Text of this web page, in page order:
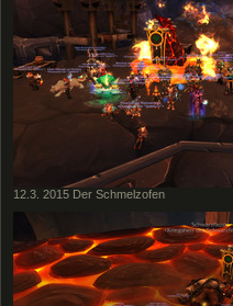
12.3. 2015 Der Schmelzofen